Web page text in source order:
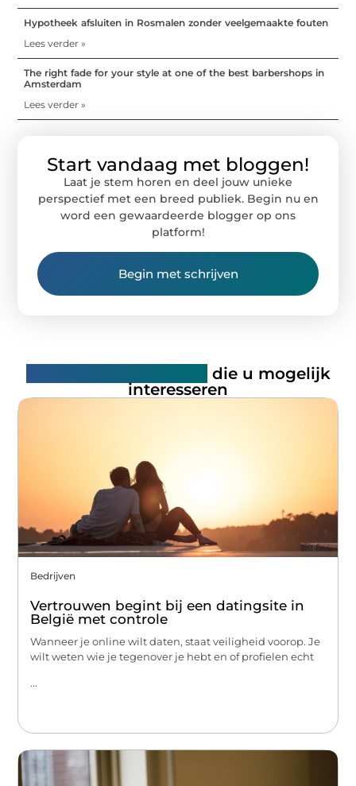
Hypotheek afsluiten in Rosmalen zonder veelgemaakte fouten
Lees verder »
The right fade for your style at one of the best barbershops in
Amsterdam
Lees verder »
Start vandaag met bloggen!
Laat je stem horen en deel jouw unieke
perspectief met een breed publiek. Begin nu en
word een gewaardeerde blogger op ons
platform!
Begin met schrijven
die u mogelijk
interesseren
Bedrijven
Vertrouwen begint bij een datingsite in
België met controle
Wanneer je online wilt daten, staat veiligheid voorop. Je
wilt weten wie je tegenover je hebt en of profielen echt
...